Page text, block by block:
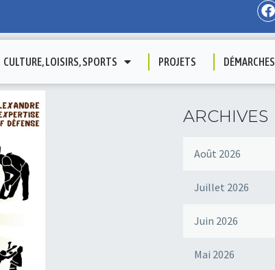
CULTURE, LOISIRS, SPORTS PROJETS DÉMARCHES
ARCHIVES
Août 2026
Juillet 2026
Juin 2026
Mai 2026